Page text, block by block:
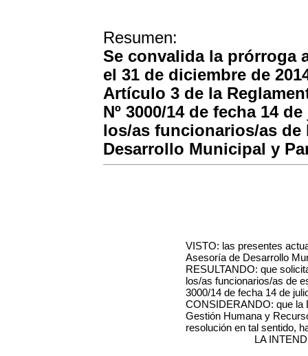
Resumen:
Se convalida la prórroga
el 31 de diciembre de
Artículo 3 de la
Nº 3000/14 de fecha 14
los/as funcionarios/as de
Desarrollo Municipal y
VISTO: las presentes
Asesoría de Desarrollo
RESULTANDO: que
los/as funcionarios/as de
3000/14 de fecha 14 de
CONSIDERANDO: que la
Gestión Humana y
resolución en tal sentido,
LA